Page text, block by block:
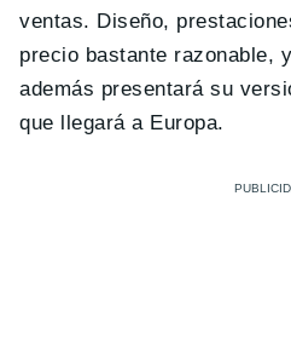
ventas. Diseño,
precio bastante razonable,
además presentará su
que llegará a Europa.